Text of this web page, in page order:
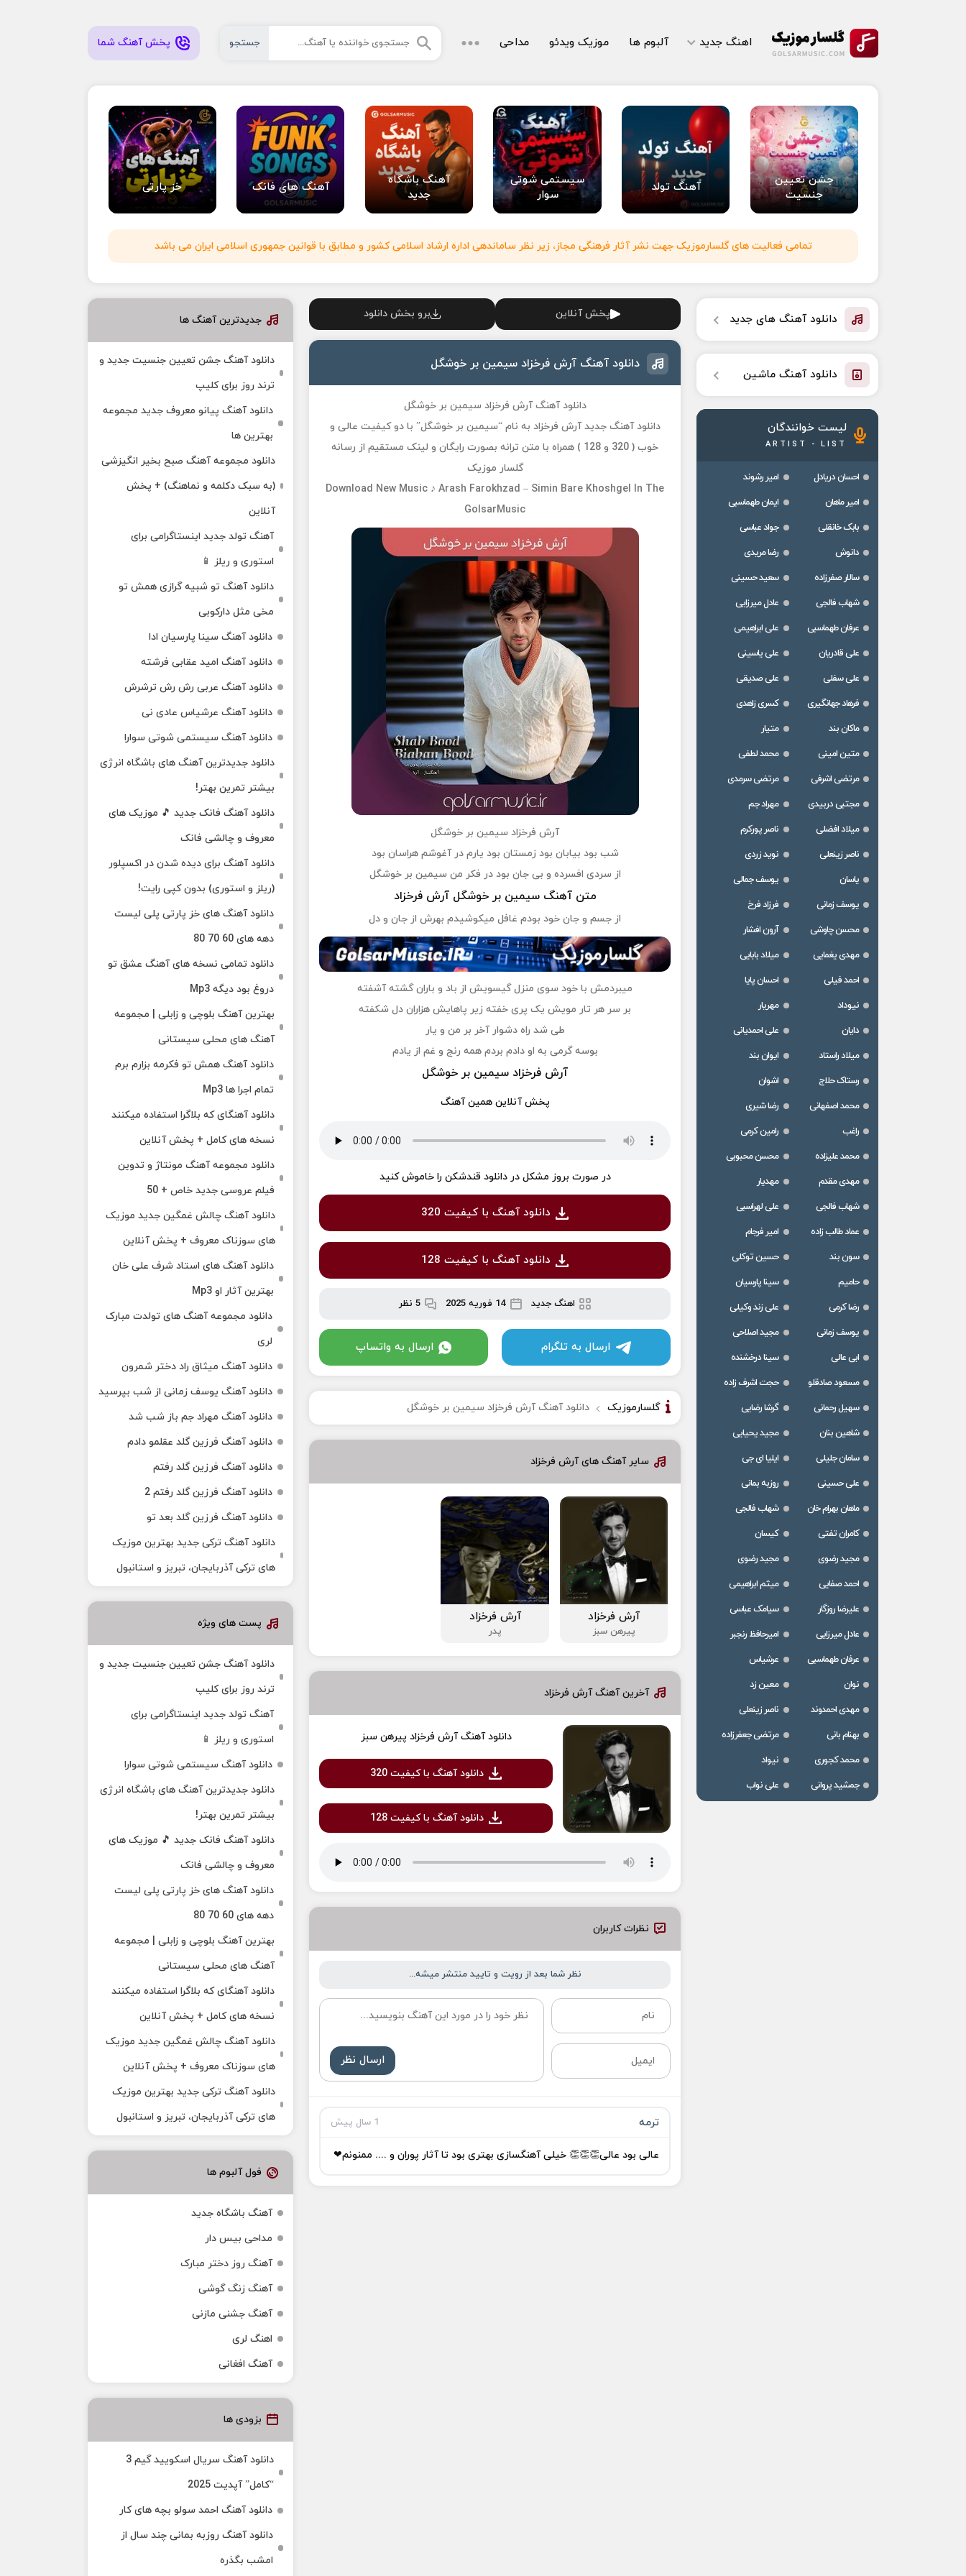
اهنگ جدید آلبوم ها موزیک ویدئو مداحی جستجو پخش آهنگ شما
جشن تعیین
جنسیت
آهنگ تولد
سیستمی شوتی
سوار
آهنگ باشگاه
جدید
آهنگ های فانک خز پارتی
تمامی فعالیت های گلسارموزیک جهت نشر آثار فرهنگی مجاز، زیر نظر ساماندهی اداره ارشاد اسلامی کشور و مطابق با قوانین جمهوری اسلامی ایران می باشد
پخش آنلاین برو بخش دانلود
دانلود آهنگ آرش فرخزاد سیمین بر خوشگل
دانلود آهنگ آرش فرخزاد سیمین بر خوشگل
دانلود آهنگ جدید آرش فرخزاد به نام “سیمین بر خوشگل” با دو کیفیت عالی و
خوب ( 320 و 128 ) همراه با متن ترانه بصورت رایگان و لینک مستقیم از رسانه
گلسار موزیک
Download New Music ♪ Arash Farokhzad – Simin Bare Khoshgel In The
GolsarMusic
آرش فرخزاد سیمین بر خوشگل
شب بود بیابان بود زمستان بود یارم در آغوشم هراسان بود
از سردی افسرده و بی جان بود در فکر من سیمین بر خوشگل
متن آهنگ سیمین بر خوشگل آرش فرخزاد
از جسم و جان خود بودم غافل میکوشیدم بهرش از جان و دل
میبردمش با خود سوی منزل گیسویش از باد و باران گشته آشفته
بر سر هر تار مویش یک پری خفته زیر پاهایش هزاران دل شکفته
طی شد راه دشوار آخر بر من و یار
بوسه گرمی به او دادم بردم همه رنج و غم از یادم
آرش فرخزاد سیمین بر خوشگل
پخش آنلاین همین آهنگ
در صورت بروز مشکل در دانلود قندشکن را خاموش کنید
دانلود آهنگ با کیفیت 320
دانلود آهنگ با کیفیت 128
اهنگ جدید 14 فوریه 2025 5 نظر
ارسال به تلگرام ارسال به واتساپ
گلسارموزیک دانلود آهنگ آرش فرخزاد سیمین بر خوشگل
سایر آهنگ های آرش فرخزاد
آرش فرخزاد
پیرهن سبز
آرش فرخزاد
پدر
آخرین آهنگ آرش فرخزاد
دانلود آهنگ آرش فرخزاد پیرهن سبز
دانلود آهنگ با کیفیت 320
دانلود آهنگ با کیفیت 128
نظرات کاربران
نظر شما بعد از رویت و تایید منتشر میشه...
ارسال نظر
ترمه 1 سال پیش
عالی بود عالی👏👏👏 خیلی آهنگسازی بهتری بود تا آثار پوران و .... ممنونم❤
دانلود آهنگ های جدید
دانلود آهنگ ماشین
لیست خوانندگان
ARTIST - LIST
احسان دریادل
امیر رشوند
امیر ماهان
ایمان طهماسبی
بابک خانقلی
جواد عباسی
دانوش
رضا مریدی
سالار صفرزاده
سعید حسینی
شهاب فالجی
عادل میرزایی
عرفان طهماسبی
علی ابراهیمی
علی قادریان
علی یاسینی
علی سفلی
علی صدیقی
فرهاد جهانگیری
کسری زاهدی
ماکان بند
متیار
متین امینی
محمد لطفی
مرتضی اشرفی
مرتضی سرمدی
مجتبی دربیدی
مهراد جم
میلاد افضلی
ناصر پورکرم
ناصر زینعلی
نوید زردی
یاسان
یوسف جمالی
یوسف زمانی
فرزاد فرخ
محسن چاوشی
آرون افشار
مهدی یغمایی
میلاد بابایی
احمد فیلی
احسان پایا
نیوداد
مهریار
دایان
علی احمدیانی
میلاد راستاد
ایوان بند
رستاک حلاج
اشوان
محمد اصفهانی
رضا شیری
راغب
رامین کرمی
محمد علیزاده
محسن محبوبی
مهدی مقدم
مهدیار
شهاب فالجی
علی لهراسبی
عماد طالب زاده
امیر فرجام
سون بند
حسین توکلی
حامیم
سینا پارسیان
رضا کرمی
علی زند وکیلی
یوسف زمانی
مجید اصلاحی
ابی عالی
سینا درخشنده
مسعود صادقلو
حجت اشرف زاده
سهیل رحمانی
گرشا رضایی
شاهین بنان
مجید یحیایی
سامان جلیلی
ایلیا ای جی
علی حسینی
روزبه بمانی
ماهان بهرام خان
شهاب فالجی
کامران تفتی
کیسان
مجید رضوی
مجید رضوی
احمد صفایی
میثم ابراهیمی
علیرضا روزگار
سیامک عباسی
عادل میرزایی
امیرحافظ رنجبر
عرفان طهماسبی
عرشیاس
نوان
معین زد
مهدی احمدوند
ناصر زینعلی
بهنام بانی
مرتضی جعفرزاده
محمد کجوری
نیواد
جمشید پروانی
علی نواب
جدیدترین آهنگ ها
دانلود آهنگ جشن تعیین جنسیت جدید و
ترند روز برای کلیپ
دانلود آهنگ پیانو معروف جدید مجموعه
بهترین ها
دانلود مجموعه آهنگ صبح بخیر انگیزشی
(به سبک دکلمه و نماهنگ) + پخش
آنلاین
آهنگ تولد جدید اینستاگرامی برای
استوری و ریلز 📱
دانلود آهنگ تو شبیه گرازی همش تو
مخی مثل دارکوبی
دانلود آهنگ سینا پارسیان ادا
دانلود آهنگ امید عقابی فرشته
دانلود آهنگ عربی رش رش ترشرش
دانلود آهنگ عرشیاس عادی نی
دانلود آهنگ سیستمی شوتی سوارا
دانلود جدیدترین آهنگ‌ های باشگاه انرژی
بیشتر تمرین بهتر!
دانلود آهنگ فانک جدید 🎵 موزیک‌ های
معروف و چالشی فانک
دانلود آهنگ برای دیده شدن در اکسپلور
(ریلز و استوری) بدون کپی رایت!
دانلود آهنگ های خز پارتی پلی لیست
دهه های 60 70 80
دانلود تمامی نسخه های آهنگ عشق تو
دروغ بود دیگه Mp3
بهترین آهنگ بلوچی و زابلی | مجموعه
آهنگ‌ های محلی سیستانی
دانلود آهنگ همش تو فکرمه بزارم برم
تمام اجرا ها Mp3
دانلود آهنگای که بلاگرا استفاده میکنند
نسخه های کامل + پخش آنلاین
دانلود مجموعه آهنگ مونتاژ و تدوین
فیلم عروسی جدید خاص + 50
دانلود آهنگ چالش غمگین جدید موزیک
های سوزناک معروف + پخش آنلاین
دانلود آهنگ های استاد شرف علی خان
بهترین آثار او Mp3
دانلود مجموعه آهنگ های تولدت مبارک
لری
دانلود آهنگ میثاق راد دختر شمرون
دانلود آهنگ یوسف زمانی از شب بپرسید
دانلود آهنگ مهراد جم باز شب شد
دانلود آهنگ فرزین گلد عقلمو دادم
دانلود آهنگ فرزین گلد رفتم
دانلود آهنگ فرزین گلد رفتم 2
دانلود آهنگ فرزین گلد بعد تو
دانلود آهنگ ترکی جدید بهترین موزیک‌
های ترکی آذربایجان، تبریز و استانبول
پست های ویژه
دانلود آهنگ جشن تعیین جنسیت جدید و
ترند روز برای کلیپ
آهنگ تولد جدید اینستاگرامی برای
استوری و ریلز 📱
دانلود آهنگ سیستمی شوتی سوارا
دانلود جدیدترین آهنگ‌ های باشگاه انرژی
بیشتر تمرین بهتر!
دانلود آهنگ فانک جدید 🎵 موزیک‌ های
معروف و چالشی فانک
دانلود آهنگ های خز پارتی پلی لیست
دهه های 60 70 80
بهترین آهنگ بلوچی و زابلی | مجموعه
آهنگ‌ های محلی سیستانی
دانلود آهنگای که بلاگرا استفاده میکنند
نسخه های کامل + پخش آنلاین
دانلود آهنگ چالش غمگین جدید موزیک
های سوزناک معروف + پخش آنلاین
دانلود آهنگ ترکی جدید بهترین موزیک‌
های ترکی آذربایجان، تبریز و استانبول
فول آلبوم ها
آهنگ باشگاه جدید
مداحی بیس دار
آهنگ روز دختر مبارک
آهنگ زنگ گوشی
آهنگ جشنی مازنی
اهنگ لری
آهنگ افغانی
بزودی ها
دانلود آهنگ سریال اسکویید گیم 3
“کامل” آپدیت 2025
دانلود آهنگ احمد سولو بچه های کار
دانلود آهنگ روزبه بمانی چند سال از
امشب بگذره